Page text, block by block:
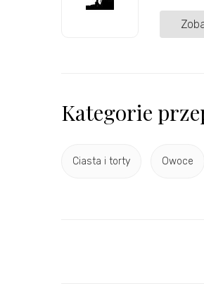
Kategorie
Ciasta i torty Owoce